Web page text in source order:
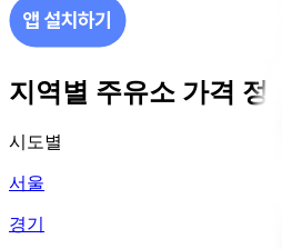
지역별 주유소 가격 정보
시도별
서울
경기